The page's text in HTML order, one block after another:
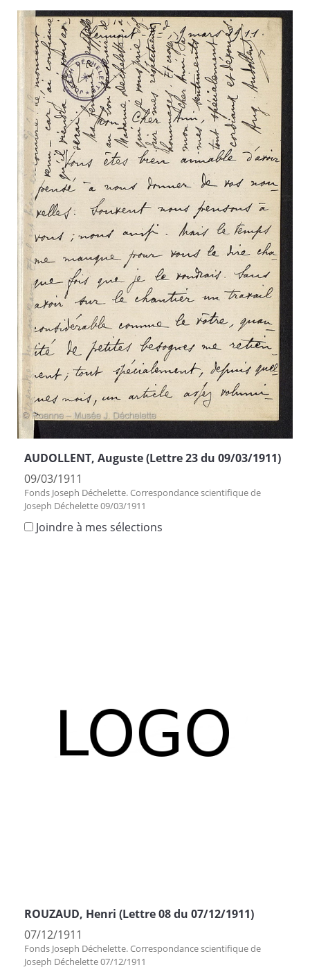
AUDOLLENT, Auguste (Lettre 23 du 09/03/1911)
09/03/1911
Fonds Joseph Déchelette. Correspondance scientifique de
Joseph Déchelette 09/03/1911
Joindre à mes sélections
ROUZAUD, Henri (Lettre 08 du 07/12/1911)
07/12/1911
Fonds Joseph Déchelette. Correspondance scientifique de
Joseph Déchelette 07/12/1911